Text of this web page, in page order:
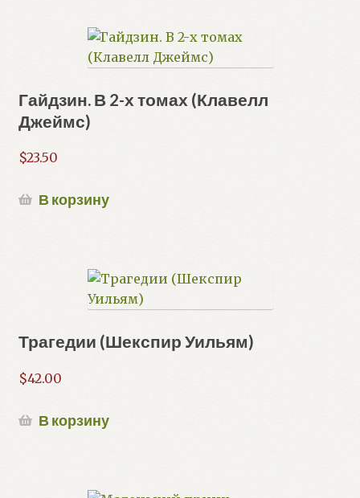
Гайдзин. В 2-х томах (Клавелл
Джеймс)
$23.50
В корзину
Трагедии (Шекспир Уильям)
$42.00
В корзину